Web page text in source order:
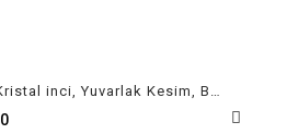
Sublima Kristal inci, Yuvarlak Kesim, Beyaz, Rodyum kaplama Kelepçe S